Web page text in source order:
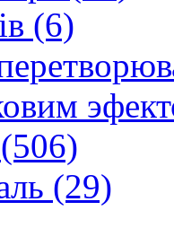
(6)
(29)